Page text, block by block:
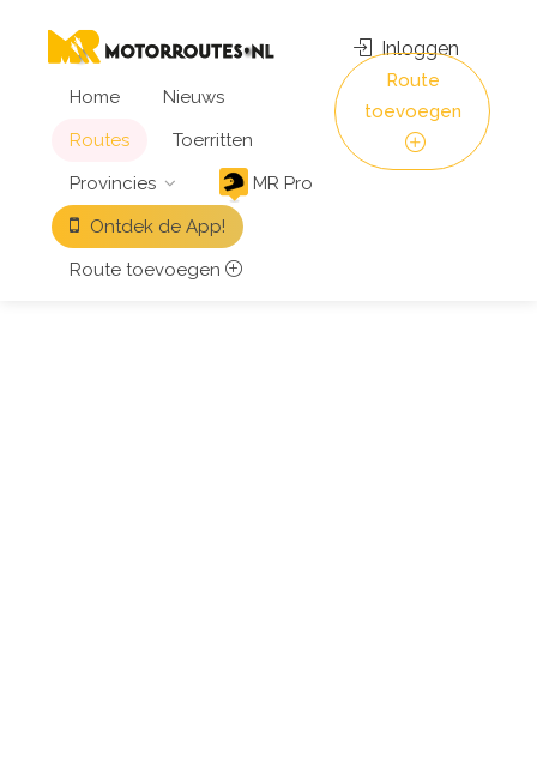
Home
Nieuws
Routes
Toerritten
Provincies
MR Pro
Ontdek de App!
Route toevoegen
Inloggen
Route
toevoegen